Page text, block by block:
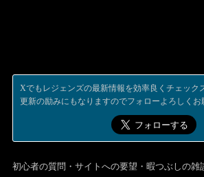
Xでもレジェンズの最新情報を効率良くチェック
更新の励みにもなりますのでフォローよろしくお
初心者の質問・サイトへの要望・暇つぶしの雑